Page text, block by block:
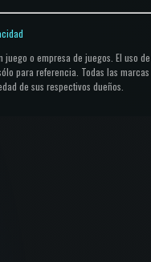
o empresa de juegos. El uso de
para referencia. Todas las marcas
de sus respectivos dueños.